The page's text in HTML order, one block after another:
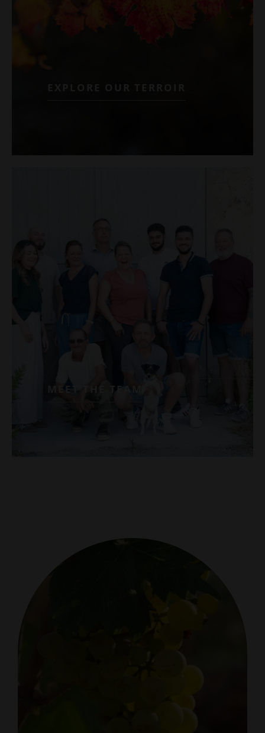
MEET THE TEAM